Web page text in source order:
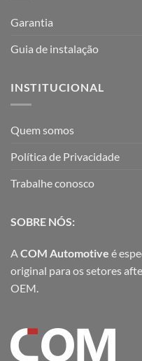
Garantia
Guia de instalação
INSTITUCIONAL
Quem somos
Política de Privacidade
Trabalhe conosco
SOBRE NÓS:
ACOM Automotive é
original para os setores
OEM.